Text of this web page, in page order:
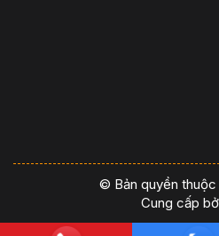
© Bản quyền thuộc
Cung cấp